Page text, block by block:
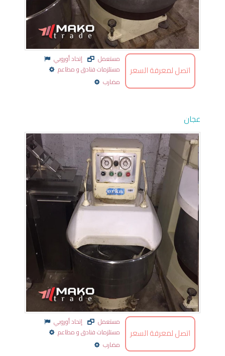
اتصل لمعرفة السعر
مستعمل
إتحاد أوروبي
مستلزمات فنادق و مطاعم
مضارب
عجان
اتصل لمعرفة السعر
مستعمل
إتحاد أوروبي
مستلزمات فنادق و مطاعم
مضارب